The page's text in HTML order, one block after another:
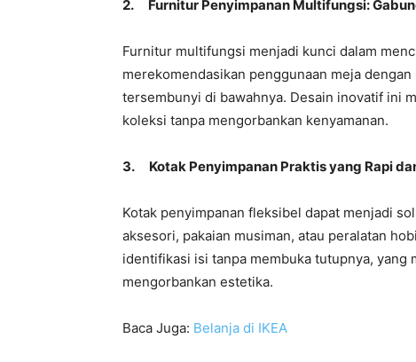
2. Furnitur Penyimpanan Multifungsi:
Furnitur multifungsi menjadi kunci dalam
merekomendasikan penggunaan meja
tersembunyi di bawahnya. Desain inovatif ini
koleksi tanpa mengorbankan kenyamanan.
3. Kotak Penyimpanan Praktis yang Rapi
Kotak penyimpanan fleksibel dapat menjadi
aksesori, pakaian musiman, atau peralatan
identifikasi isi tanpa membuka tutupnya, yang
mengorbankan estetika.
Baca Juga: Belanja di IKEA